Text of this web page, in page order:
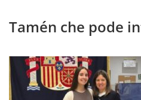
Tamén che pode